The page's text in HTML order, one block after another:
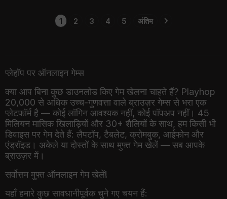
1 2 3 4 5 अंतिम
प्लेहॉप पर ऑनलाइन गेम्स
क्या आप बिना कुछ डाउनलोड किए गेम खेलना चाहते हैं? Playhop
20,000 से अधिक उच्च-गुणवत्ता वाले ब्राउज़र गेम्स से भरा एक
प्लेटफॉर्म है — कोई लॉगिन आवश्यक नहीं, कोई पॉपअप नहीं। 45
मिलियन मासिक खिलाड़ियों और 30+ शैलियों के साथ, हम किसी भी
डिवाइस पर गेम देते हैं: लैपटॉप, टैबलेट, क्रोमबुक, आईफोन और
एंड्रॉइड। अकेले या दोस्तों के साथ मुफ्त गेम खेलें — सब आपके
ब्राउज़र में।
सर्वोत्तम मुफ्त ऑनलाइन गेम खेलें!
यहाँ हमारे कुछ सावधानीपूर्वक चुने गए चयन हैं: